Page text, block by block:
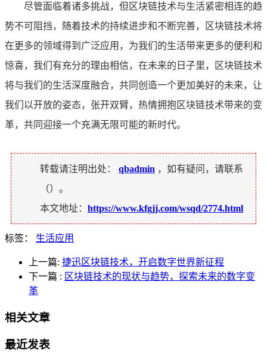
尽管面临着诸多挑战，但区块链技术与生活紧密相连的趋
势不可阻挡，随着技术的持续进步和不断完善，区块链技术将
在更多的领域得到广泛应用，为我们的生活带来更多的便利和
惊喜，我们有充分的理由相信，在未来的日子里，区块链技术
将与我们的生活深度融合，共同创造一个更加美好的未来，让
我们以开放的姿态，张开双臂，热情拥抱区块链技术带来的变
革，共同迎接一个充满无限可能的新时代。
转载请注明出处： qbadmin ，如有疑问，请联系
（）。
本文地址： https://www.kfgjj.com/wsqd/2774.html
标签： 生活应用
上一篇: 捷迅区块链技术，开启数字世界新征程
下一篇 : 区块链技术的现状与趋势，探索未来的数字变
革
相关文章
最近发表